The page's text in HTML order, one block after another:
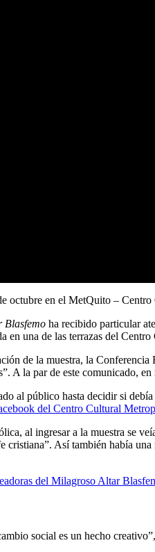
octubre en el MetQuito –
Blasfemo ha recibido particular
en una de las terrazas del
de la muestra, la
A la par de este comunicado, en
al público hasta decidir si
del Centro Cultural
al ingresar a la muestra se
cristiana”. Así también había una
del Milagroso Altar
social es un hecho